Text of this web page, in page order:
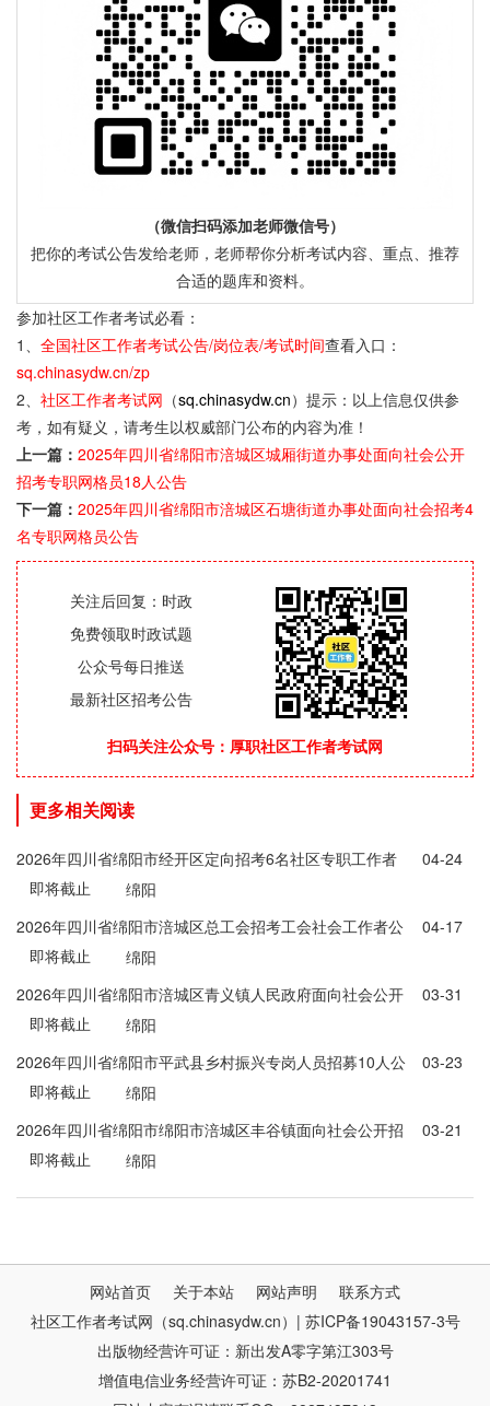
（微信扫码添加老师微信号）
把你的考试公告发给老师，老师帮你分析考试内容、重点、推荐
合适的题库和资料。
参加社区工作者考试必看：
1、 全国社区工作者考试公告/岗位表/考试时间查看入口：
sq.chinasydw.cn/zp
2、 社区工作者考试网 （sq.chinasydw.cn）提示：以上信息仅供参
考，如有疑义，请考生以权威部门公布的内容为准！
上一篇： 2025年四川省绵阳市涪城区城厢街道办事处面向社会公开
招考专职网格员18人公告
下一篇： 2025年四川省绵阳市涪城区石塘街道办事处面向社会招考4
名专职网格员公告
关注后回复：时政
免费领取时政试题
公众号每日推送
最新社区招考公告
扫码关注公众号：厚职社区工作者考试网
更多相关阅读
2026年四川省绵阳市经开区定向招考6名社区专职工作者
公告
04-24
即将截止
绵阳
2026年四川省绵阳市涪城区总工会招考工会社会工作者公
告
04-17
即将截止
绵阳
2026年四川省绵阳市涪城区青义镇人民政府面向社会公开
招考专职网格员公告
03-31
即将截止
绵阳
2026年四川省绵阳市平武县乡村振兴专岗人员招募10人公
告
03-23
即将截止
绵阳
2026年四川省绵阳市绵阳市涪城区丰谷镇面向社会公开招
考社区专职网格员公告
03-21
即将截止
绵阳
网站首页 关于本站 网站声明
联系方式
社区工作者考试网（sq.chinasydw.cn）| 苏ICP备19043157-3号
出版物经营许可证：新出发A零字第江303号
增值电信业务经营许可证：苏B2-20201741